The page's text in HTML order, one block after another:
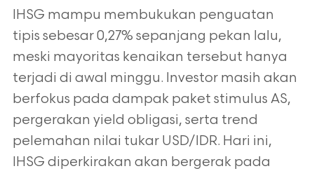
IHSG mampu membukukan penguatan
tipis sebesar 0,27% sepanjang pekan lalu,
meski mayoritas kenaikan tersebut hanya
terjadi di awal minggu. Investor masih akan
berfokus pada dampak paket stimulus AS,
pergerakan yield obligasi, serta trend
pelemahan nilai tukar USD/IDR. Hari ini,
IHSG diperkirakan akan bergerak pada